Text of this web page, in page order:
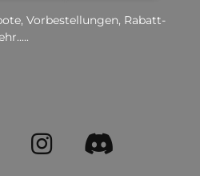
Vorbestellungen, Rabatt-